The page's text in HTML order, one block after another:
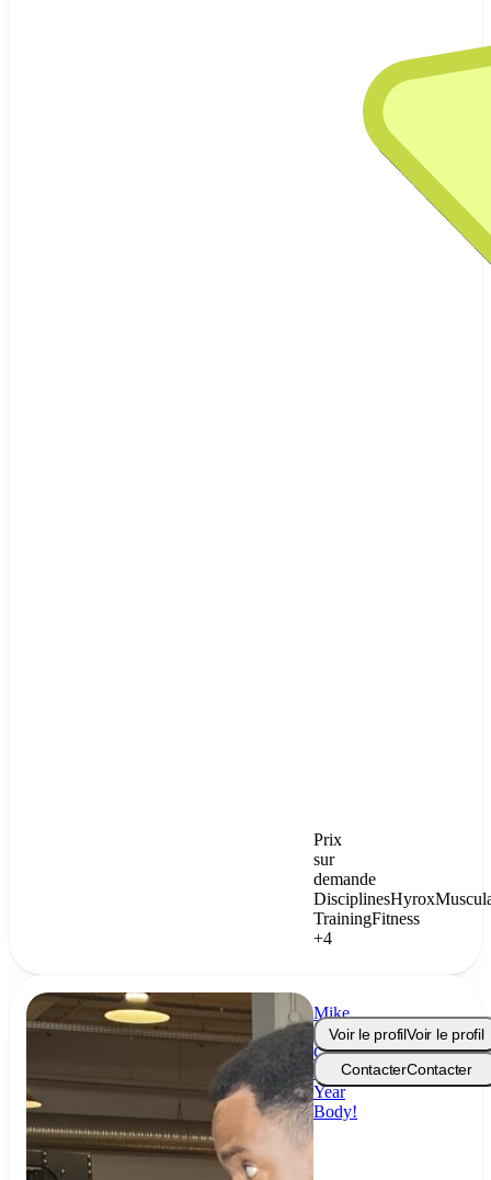
Prix
sur
demande
DisciplinesHyrox
TrainingFitness
+4
Mike
-
Coach
All
Year
Body!
Voir le profilVoir le profil
ContacterContacter